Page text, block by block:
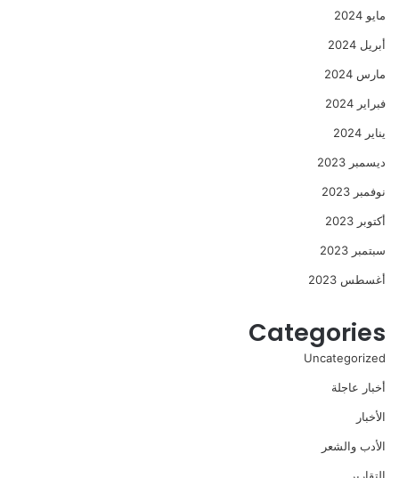
مايو 2024
أبريل 2024
مارس 2024
فبراير 2024
يناير 2024
ديسمبر 2023
نوفمبر 2023
أكتوبر 2023
سبتمبر 2023
أغسطس 2023
Categories
Uncategorized
أخبار عاجلة
الأخبار
الأدب والشعر